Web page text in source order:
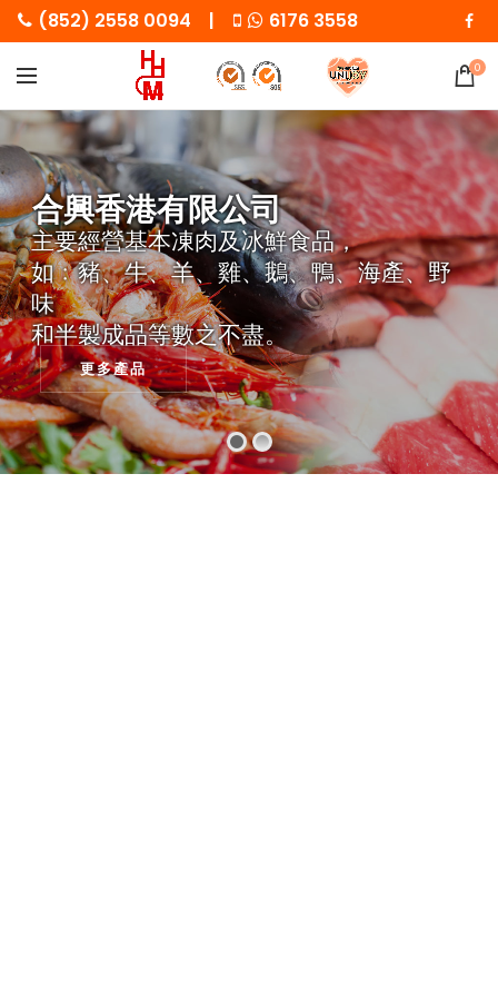
(852) 2558 0094 | 6176 3558
0
主要經營基本凍肉及冰鮮食品，
如﹕豬、牛、羊、雞、鵝、鴨、海產、野
味
和半製成品等數之不盡。
合興香港有限公司
更多產品